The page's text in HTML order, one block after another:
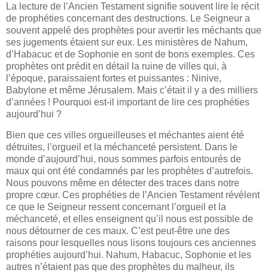
La lecture de l’Ancien Testament signifie souvent lire le récit
de prophéties concernant des destructions. Le Seigneur a
souvent appelé des prophètes pour avertir les méchants que
ses jugements étaient sur eux. Les ministères de Nahum,
d’Habacuc et de Sophonie en sont de bons exemples. Ces
prophètes ont prédit en détail la ruine de villes qui, à
l’époque, paraissaient fortes et puissantes : Ninive,
Babylone et même Jérusalem. Mais c’était il y a des milliers
d’années ! Pourquoi est-il important de lire ces prophéties
aujourd’hui ?
Bien que ces villes orgueilleuses et méchantes aient été
détruites, l’orgueil et la méchanceté persistent. Dans le
monde d’aujourd’hui, nous sommes parfois entourés de
maux qui ont été condamnés par les prophètes d’autrefois.
Nous pouvons même en détecter des traces dans notre
propre cœur. Ces prophéties de l’Ancien Testament révèlent
ce que le Seigneur ressent concernant l’orgueil et la
méchanceté, et elles enseignent qu’il nous est possible de
nous détourner de ces maux. C’est peut-être une des
raisons pour lesquelles nous lisons toujours ces anciennes
prophéties aujourd’hui. Nahum, Habacuc, Sophonie et les
autres n’étaient pas que des prophètes du malheur, ils